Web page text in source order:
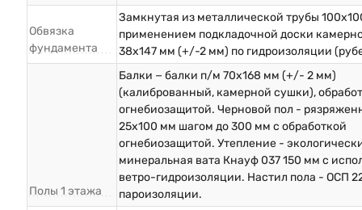
Обвязка
фундамента
Замкнутая из металлической трубы
применением подкладочной доски
38х147 мм (+/-2 мм) по гидроизоляции
Полы 1 этажа
Балки − балки п/м 70х168 мм (+/- 2 мм)
(калиброванный, камерной сушки),
огнебиозащитой. Черновой пол -
25х100 мм шагом до 300 мм с обработкой
огнебиозащитой. Утепление -
минеральная вата Кнауф 037 150 мм с
ветро-гидроизоляции. Настил пола - ОСП
пароизоляции.